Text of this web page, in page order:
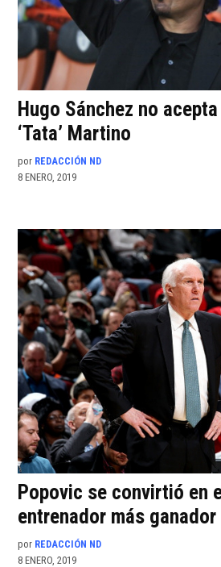
Hugo Sánchez no
‘Tata’ Martino
por REDACCIÓN ND
8 ENERO, 2019
Popovic se convirtió en
entrenador más ganador
por REDACCIÓN ND
8 ENERO, 2019